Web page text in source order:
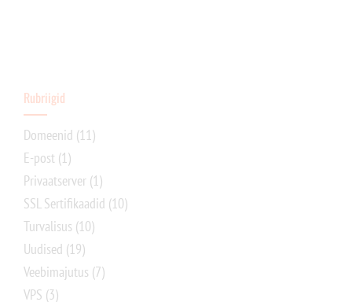
Rubriigid
Domeenid (11)
E-post (1)
Privaatserver (1)
SSL Sertifikaadid (10)
Turvalisus (10)
Uudised (19)
Veebimajutus (7)
VPS (3)